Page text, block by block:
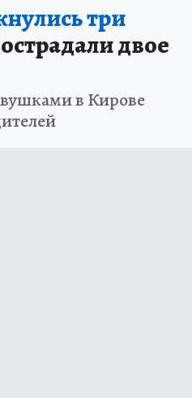
три
двое
в Кирове